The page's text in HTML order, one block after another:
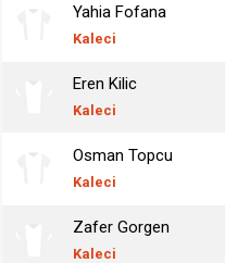
Yahia Fofana
Kaleci
Eren Kilic
Kaleci
Osman Topcu
Kaleci
Zafer Gorgen
Kaleci